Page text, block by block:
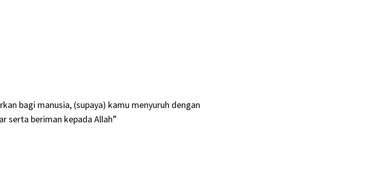
bagi manusia, (supaya) kamu menyuruh dengan
serta beriman kepada Allah”